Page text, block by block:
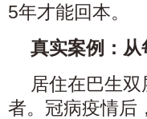
5年才能回本。
真实案例：从
居住在巴生
者。冠病疫情后